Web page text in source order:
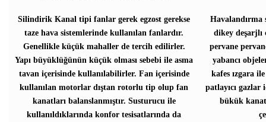
Silindirik Kanal tipi fanlar gerek egzost gerekse
taze hava sistemlerinde kullanılan fanlardır.
Genellikle küçük mahaller de tercih edilirler.
Yapı büyüklüğünün küçük olması sebebi ile asma
tavan içerisinde kullanılabilirler. Fan içerisinde
kullanılan motorlar dıştan rotorlu tip olup fan
kanatları balanslanmıştır. Susturucu ile
kullanıldıklarında konfor tesisatlarında da
Havalandırma
dikey deşarjlı
pervane
yabancı
kafes ızgara
patlayıcı
bükük